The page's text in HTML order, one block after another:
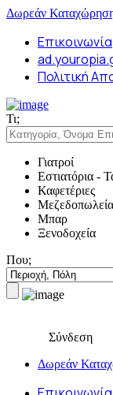
Δωρεάν
Επικοινωνία
Πολιτική
Τι;
Γιατροί
Εστιατόρια -
Καφετέριες
Μπαρ
Ξενοδοχεία
Που;
Σύνδεση
Δωρεάν